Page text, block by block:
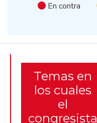
En contra
Temas en
los cuales
el
congresista